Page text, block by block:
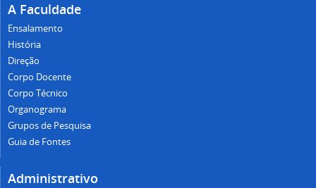
A Faculdade
Ensalamento
História
Direção
Corpo Docente
Corpo Técnico
Organograma
Grupos de Pesquisa
Guia de Fontes
Administrativo